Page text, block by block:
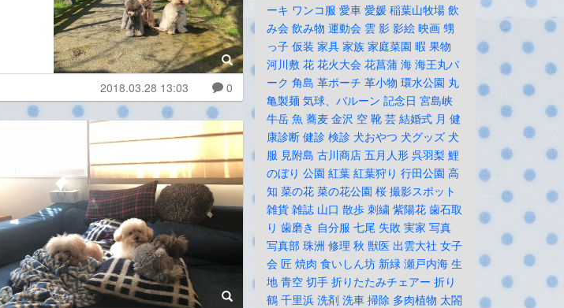
2018.03.28 13:03 0
ーキ ワンコ服 愛車 愛媛 稲葉山牧場 飲
み会 飲み物 運動会 雲 影 影絵 映画 甥
っ子 仮装 家具 家族 家庭菜園 暇 果物
河川敷 花 花火大会 花菖蒲 海 海王丸パ
ーク 角島 革ポーチ 革小物 環水公園 丸
亀製麺 気球、バルーン 記念日 宮島峡
牛岳 魚 蕎麦 金沢 空 靴 芸 結婚式 月 健
康診断 健診 検診 犬おやつ 犬グッズ 犬
服 見附島 古川商店 五月人形 呉羽梨 鯉
のぼり 公園 紅葉 紅葉狩り 行田公園 高
知 菜の花 菜の花公園 桜 撮影スポット
雑貨 雑誌 山口 散歩 刺繍 紫陽花 歯石取
り 歯磨き 自分服 七尾 失敗 実家 写真
写真部 珠洲 修理 秋 獣医 出雲大社 女子
会 匠 焼肉 食いしん坊 新緑 瀬戸内海 生
地 青空 切手 折りたたみチェアー 折り
鶴 千里浜 洗剤 洗車 掃除 多肉植物 太閤